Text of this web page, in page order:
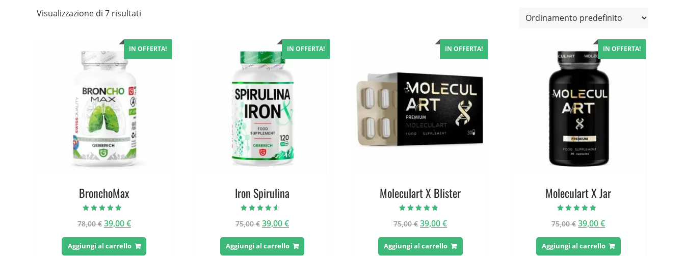
Visualizzazione di 7 risultati
IN OFFERTA!
BronchoMax
5.00
su 5
78,00€ Il
originale
39,00€Il
attuale
Aggiungi al carrello
IN OFFERTA!
Iron Spirulina
4.17
su 5
75,00€ Il
originale
39,00€Il
attuale
Aggiungi al carrello
IN OFFERTA!
Moleculart X Blister
4.50
su 5
75,00€ Il
originale
39,00€Il
attuale
Aggiungi al carrello
IN OFFERTA!
Moleculart X Jar
5.00
su 5
75,00€Il
originale
39,00€Il
attuale
Aggiungi al carrello